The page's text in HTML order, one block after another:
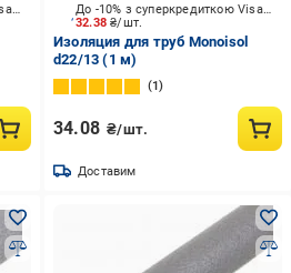
До -10% з суперкредиткою Visa Вигода
32.38₴/шт.
До -10% з суперкредиткою Visa Вигода
Изоляция для труб Monoisol
d22/13 (1 м)
1
34.08 ₴/шт.
Доставим